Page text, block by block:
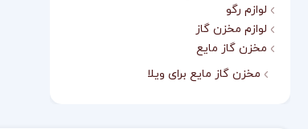
لوازم رگو
لوازم مخزن گاز
مخزن گاز مایع
مخزن گاز مایع برای ویلا